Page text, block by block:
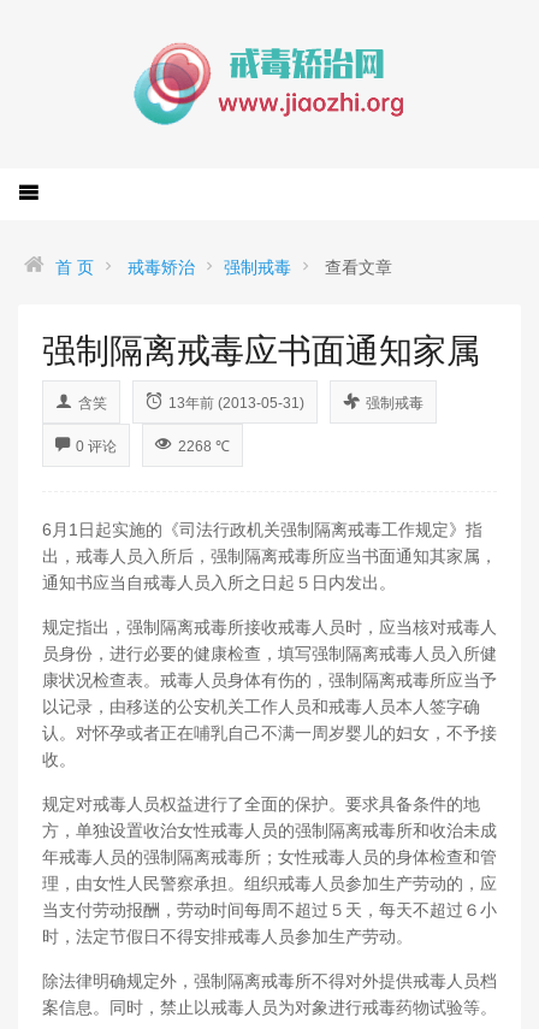
首 页 戒毒矫治 强制戒毒 查看文章
强制隔离戒毒应书面通知家属
含笑 13年前 (2013-05-31) 强制戒毒
0 评论 2268 ℃
6月1日起实施的《司法行政机关强制隔离戒毒工作规定》指
出，戒毒人员入所后，强制隔离戒毒所应当书面通知其家属，
通知书应当自戒毒人员入所之日起５日内发出。
规定指出，强制隔离戒毒所接收戒毒人员时，应当核对戒毒人
员身份，进行必要的健康检查，填写强制隔离戒毒人员入所健
康状况检查表。戒毒人员身体有伤的，强制隔离戒毒所应当予
以记录，由移送的公安机关工作人员和戒毒人员本人签字确
认。对怀孕或者正在哺乳自己不满一周岁婴儿的妇女，不予接
收。
规定对戒毒人员权益进行了全面的保护。要求具备条件的地
方，单独设置收治女性戒毒人员的强制隔离戒毒所和收治未成
年戒毒人员的强制隔离戒毒所；女性戒毒人员的身体检查和管
理，由女性人民警察承担。组织戒毒人员参加生产劳动的，应
当支付劳动报酬，劳动时间每周不超过５天，每天不超过６小
时，法定节假日不得安排戒毒人员参加生产劳动。
除法律明确规定外，强制隔离戒毒所不得对外提供戒毒人员档
案信息。同时，禁止以戒毒人员为对象进行戒毒药物试验等。